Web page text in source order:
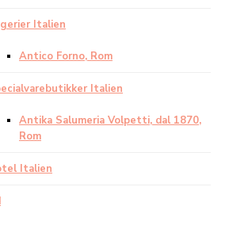
Italien
Antico Forno, Rom
Italien
Antika Salumeria Volpetti, dal 1870,
Rom
Italien